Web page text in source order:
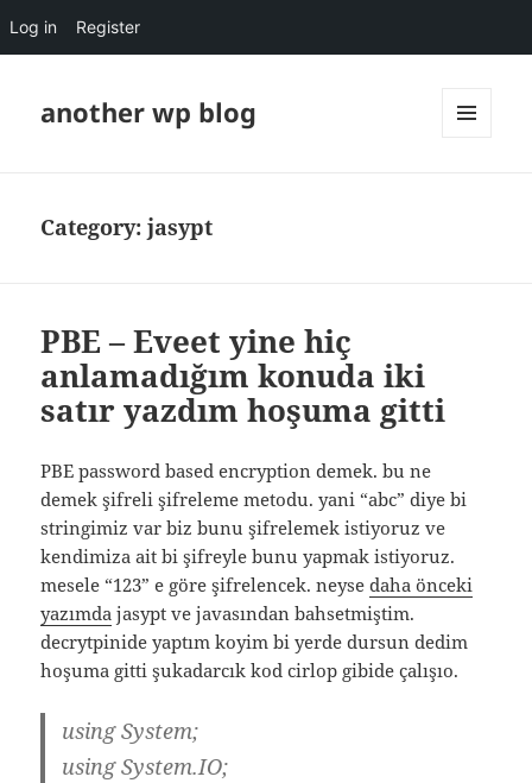
Log in Register
another wp blog
Category:jasypt
PBE – Eveet yine hiç
anlamadığım konuda iki
satır yazdım hoşuma gitti
PBE password based encryption demek. bu ne
demek şifreli şifreleme metodu. yani “abc” diye bi
stringimiz var biz bunu şifrelemek istiyoruz ve
kendimiza ait bi şifreyle bunu yapmak istiyoruz.
mesele “123” e göre şifrelencek. neysedaha önceki
yazımda jasypt ve javasından bahsetmiştim.
decrytpinide yaptım koyim bi yerde dursun dedim
hoşuma gitti şukadarcık kod cirlop gibide çalışıo.
using System;
using System.IO;